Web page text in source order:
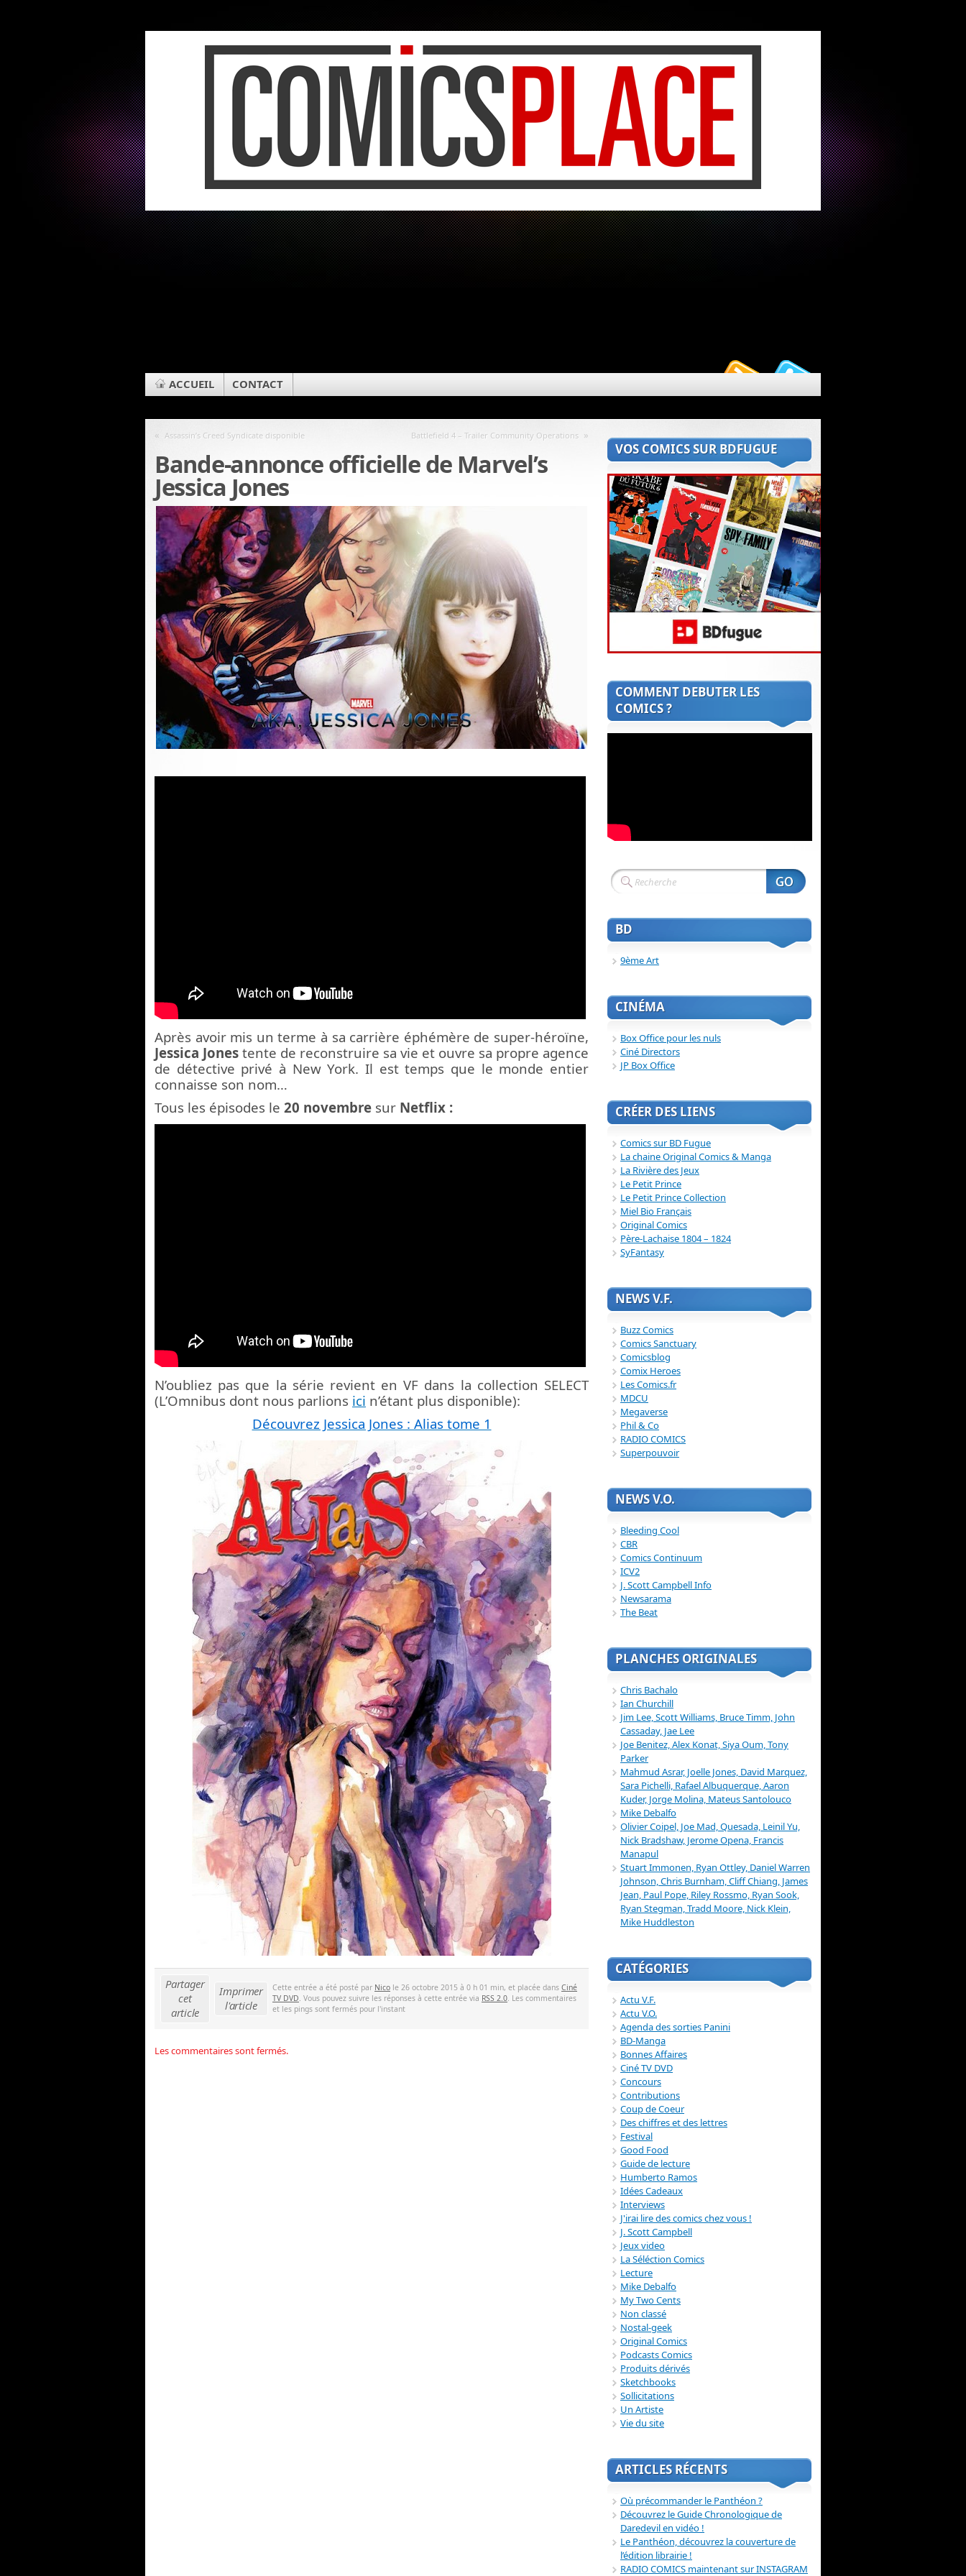
ACCUEIL CONTACT
« Assassin’s Creed Syndicate disponible Battlefield 4 – Trailer Community Operations »
Bande-annonce officielle de Marvel’s
Jessica Jones
Après avoir mis un terme à sa carrière éphémère de super-héroïne,
Jessica Jones tente de reconstruire sa vie et ouvre sa propre agence
de détective privé à New York. Il est temps que le monde entier
connaisse son nom…
Tous les épisodes le 20 novembre sur Netflix :
N’oubliez pas que la série revient en VF dans la collection SELECT
(L’Omnibus dont nous parlions ici n’étant plus disponible):
Découvrez Jessica Jones : Alias tome 1
Partager
cet
article
Imprimer
l'article
Cette entrée a été posté par Nico le 26 octobre 2015 à 0 h 01 min, et placée dans Ciné
TV DVD . Vous pouvez suivre les réponses à cette entrée via RSS 2.0 . Les commentaires
et les pings sont fermés pour l'instant
Les commentaires sont fermés.
VOS COMICS SUR BDFUGUE
COMMENT DEBUTER LES
COMICS ?
BD
9ème Art
CINÉMA
Box Office pour les nuls
Ciné Directors
JP Box Office
CRÉER DES LIENS
Comics sur BD Fugue
La chaine Original Comics & Manga
La Rivière des Jeux
Le Petit Prince
Le Petit Prince Collection
Miel Bio Français
Original Comics
Père-Lachaise 1804 – 1824
SyFantasy
NEWS V.F.
Buzz Comics
Comics Sanctuary
Comicsblog
Comix Heroes
Les Comics.fr
MDCU
Megaverse
Phil & Co
RADIO COMICS
Superpouvoir
NEWS V.O.
Bleeding Cool
CBR
Comics Continuum
ICV2
J. Scott Campbell Info
Newsarama
The Beat
PLANCHES ORIGINALES
Chris Bachalo
Ian Churchill
Jim Lee, Scott Williams, Bruce Timm, John
Cassaday, Jae Lee
Joe Benitez, Alex Konat, Siya Oum, Tony
Parker
Mahmud Asrar, Joelle Jones, David Marquez,
Sara Pichelli, Rafael Albuquerque, Aaron
Kuder, Jorge Molina, Mateus Santolouco
Mike Debalfo
Olivier Coipel, Joe Mad, Quesada, Leinil Yu,
Nick Bradshaw, Jerome Opena, Francis
Manapul
Stuart Immonen, Ryan Ottley, Daniel Warren
Johnson, Chris Burnham, Cliff Chiang, James
Jean, Paul Pope, Riley Rossmo, Ryan Sook,
Ryan Stegman, Tradd Moore, Nick Klein,
Mike Huddleston
CATÉGORIES
Actu V.F.
Actu V.O.
Agenda des sorties Panini
BD-Manga
Bonnes Affaires
Ciné TV DVD
Concours
Contributions
Coup de Coeur
Des chiffres et des lettres
Festival
Good Food
Guide de lecture
Humberto Ramos
Idées Cadeaux
Interviews
J'irai lire des comics chez vous !
J. Scott Campbell
Jeux video
La Séléction Comics
Lecture
Mike Debalfo
My Two Cents
Non classé
Nostal-geek
Original Comics
Podcasts Comics
Produits dérivés
Sketchbooks
Sollicitations
Un Artiste
Vie du site
ARTICLES RÉCENTS
Où précommander le Panthéon ?
Découvrez le Guide Chronologique de
Daredevil en vidéo !
Le Panthéon, découvrez la couverture de
l’édition librairie !
RADIO COMICS maintenant sur INSTAGRAM